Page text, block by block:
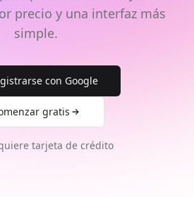
precio y una interfaz más
simple.
con Google
gratis
tarjeta de crédito